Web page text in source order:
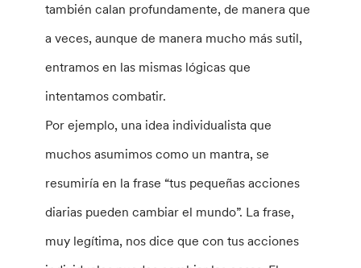
también calan profundamente, de manera que
a veces, aunque de manera mucho más sutil,
entramos en las mismas lógicas que
intentamos combatir.
Por ejemplo, una idea individualista que
muchos asumimos como un mantra, se
resumiría en la frase “tus pequeñas acciones
diarias pueden cambiar el mundo”. La frase,
muy legítima, nos dice que con tus acciones